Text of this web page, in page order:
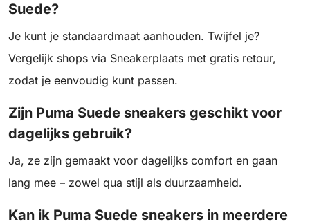
Suede?
Je kunt je standaardmaat aanhouden. Twijfel je?
Vergelijk shops via Sneakerplaats met gratis retour,
zodat je eenvoudig kunt passen.
Zijn Puma Suede sneakers geschikt voor
dagelijks gebruik?
Ja, ze zijn gemaakt voor dagelijks comfort en gaan
lang mee – zowel qua stijl als duurzaamheid.
Kan ik Puma Suede sneakers in meerdere